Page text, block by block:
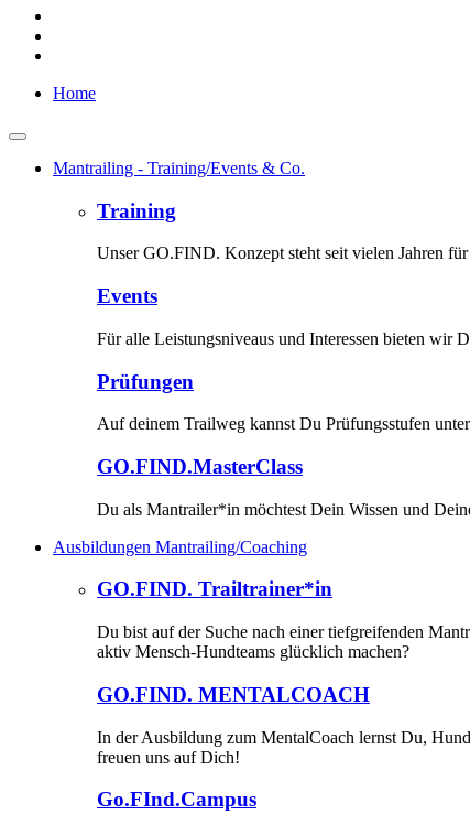
Home
Mantrailing - Training/Events & Co.
Training
Unser GO.FIND. Konzept steht seit vielen Jahren
Events
Für alle Leistungsniveaus und Interessen bieten wir
Prüfungen
Auf deinem Trailweg kannst Du Prüfungsstufen
GO.FIND.MasterClass
Du als Mantrailer*in möchtest Dein Wissen und
Ausbildungen Mantrailing/Coaching
GO.FIND. Trailtrainer*in
Du bist auf der Suche nach einer tiefgreifenden
aktiv Mensch-Hundteams glücklich machen?
GO.FIND. MENTALCOACH
In der Ausbildung zum MentalCoach lernst Du,
freuen uns auf Dich!
Go.FInd.Campus